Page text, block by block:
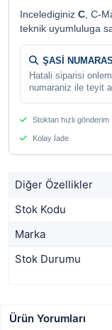
Incelediginiz C, C-
teknik uyumluluga
ŞASİ
Hatali siparisi
numaraniz ile teyit
Stoktan hızlı gönderim
Kolay İade
Diğer Özellikler
Stok Kodu
Marka
Stok Durumu
Ürün Yorumları